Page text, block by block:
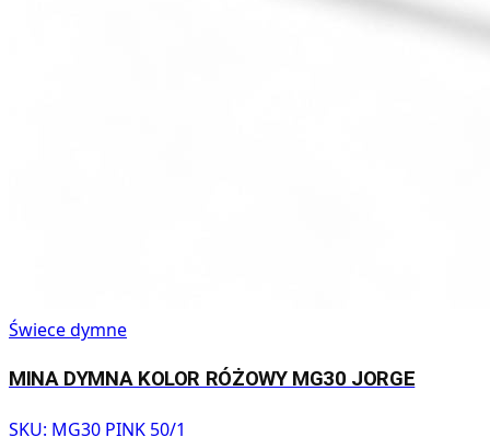
Świece dymne
MINA DYMNA KOLOR RÓŻOWY MG30 JORGE
SKU: MG30 PINK 50/1